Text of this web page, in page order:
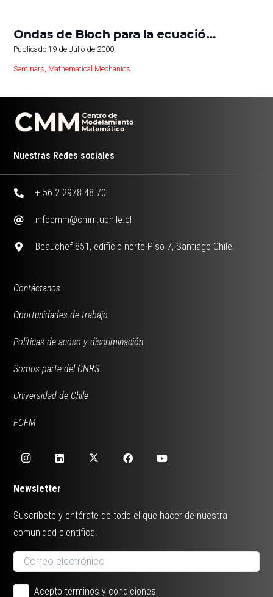
Ondas de Bloch para la ecuació…
Publicado19 de Julio de 2000
Seminars, Mathematical Mechanics
Nuestras Redes sociales
+ 56 2 2978 48 70
infocmm@cmm.uchile.cl
Beauchef 851, edificio norte Piso 7, Santiago Chile.
Contáctanos
Oportunidades de trabajo
Políticas de acoso y discriminación
Somos parte del CNRS
Universidad de Chile
FCFM
Newsletter
Suscríbete y entérate de todo el que hacer de nuestra
comunidad científica.
Acepto términos y condiciones